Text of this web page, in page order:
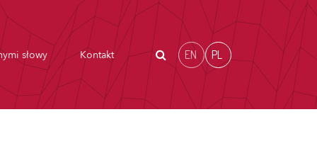
słowy Kontakt EN PL